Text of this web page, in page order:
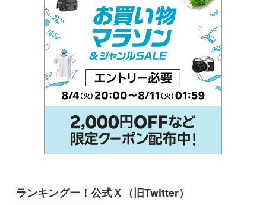
ランキングー！公式Ｘ（旧Twitter）